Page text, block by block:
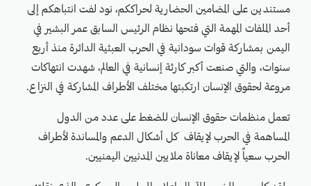
مستندين على المضامين الحضارية لحراككم، نود لفت انتباهكم إلى
أحد الملفات المهمة التي فتحها نظام الرئيس السابق عمر البشير في
اليمن بمشاركة قوات سودانية في الحرب العبثية الدائرة منذ أربع
سنوات، والتي صنعت أكبر كارثة إنسانية في العالم، شهدت انتهاكات
مروعة لحقوق الإنسان ارتكبتها مختلف الأطراف المشاركة في النزاع.
تعمل منظمات حقوق الإنسان للضغط على عدد من الدول
المساهمة في الحرب لإيقاف كل أشكال الدعم والمساندة لأطراف
الحرب سعياً لإيقاف معاناة ملايين المدنيين اليمنيين.